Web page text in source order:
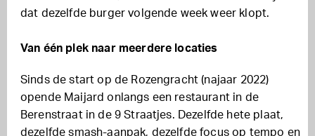
dat dezelfde burger volgende week weer klopt.
Van één plek naar meerdere locaties
Sinds de start op de Rozengracht (najaar 2022)
opende Maijard onlangs een restaurant in de
Berenstraat in de 9 Straatjes. Dezelfde hete plaat,
dezelfde smash-aanpak, dezelfde focus op tempo en